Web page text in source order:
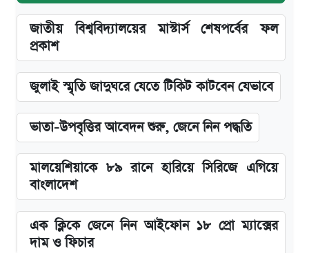
জাতীয় বিশ্ববিদ্যালয়ের মাস্টার্স শেষপর্বের ফল
প্রকাশ
জুলাই স্মৃতি জাদুঘরে যেতে টিকিট কাটবেন যেভাবে
ভাতা-উপবৃত্তির আবেদন শুরু, জেনে নিন পদ্ধতি
মালয়েশিয়াকে ৮৯ রানে হারিয়ে সিরিজে এগিয়ে
বাংলাদেশ
এক ক্লিকে জেনে নিন আইফোন ১৮ প্রো ম্যাক্সের
দাম ও ফিচার